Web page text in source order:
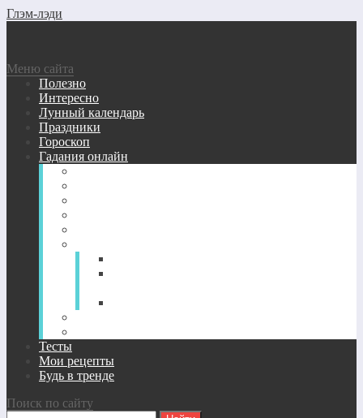
Глэм-лэди
Меню сайта
Полезно
Интересно
Лунный календарь
Праздники
Гороскоп
Гадания онлайн
Тесты
Мои рецепты
Будь в тренде
Поиск по сайту